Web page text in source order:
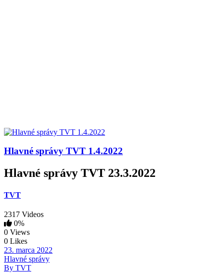
Hlavné správy TVT 1.4.2022
Hlavné správy TVT 23.3.2022
TVT
2317 Videos
0%
0 Views
0 Likes
23. marca 2022
Hlavné správy
By TVT